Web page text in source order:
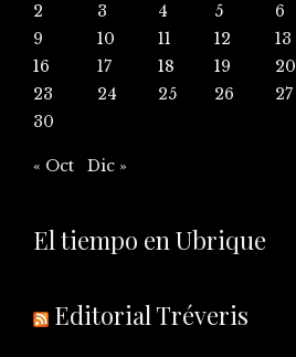
2
3 4 5 6
9
10 11 12 13
16
17 18 19 20
23
24 25 26 27
30
« Oct Dic »
El tiempo en Ubrique
Editorial Tréveris